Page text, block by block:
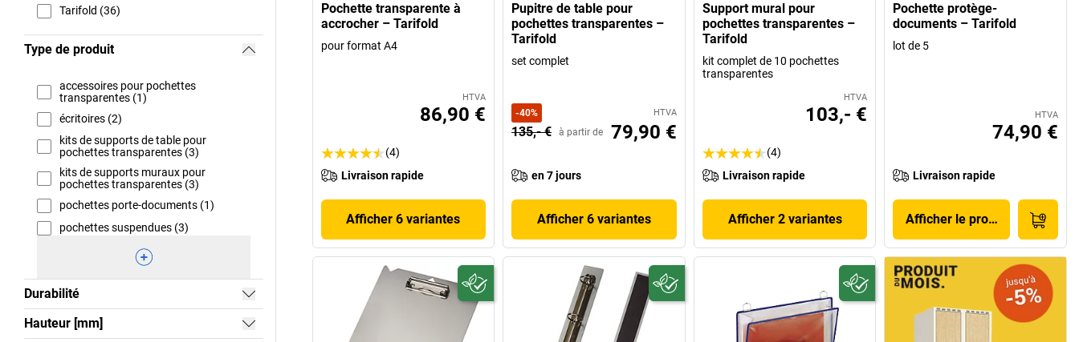
Tarifold (36)
Type de produit
accessoires pour pochettes
transparentes (1)
écritoires (2)
kits de supports de table pour
pochettes transparentes (3)
kits de supports muraux pour
pochettes transparentes (3)
pochettes porte-documents (1)
pochettes suspendues (3)
Durabilité
Hauteur [mm]
Pochette transparente à
accrocher – Tarifold
pour format A4
HTVA
86,90 €
(4)
Livraison rapide
Afficher 6 variantes
Pupitre de table pour
pochettes transparentes –
Tarifold
set complet
-40% HTVA
135,- € à partir de 79,90 €
en 7 jours
Afficher 6 variantes
Support mural pour
pochettes transparentes –
Tarifold
kit complet de 10 pochettes
transparentes
HTVA
103,- €
(4)
Livraison rapide
Afficher 2 variantes
Pochette protège-
documents – Tarifold
lot de 5
HTVA
74,90 €
Livraison rapide
Afficher le produit